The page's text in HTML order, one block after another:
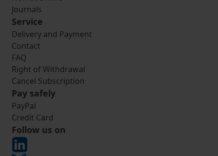
Journals
Service
Delivery and Payment
Contact
FAQ
Right of Withdrawal
Cancel Subscription
Pay safely
PayPal
Credit Card
Follow us on